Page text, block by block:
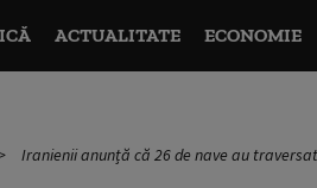
ACTUALITATE ECONOMIE
Iranienii anunță că 26 de nave au